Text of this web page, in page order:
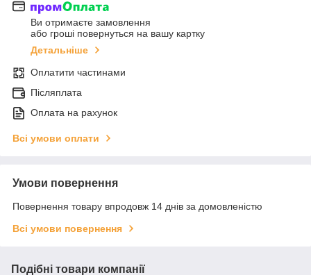
Ви отримаєте замовлення
або гроші повернуться на вашу картку
Детальніше
Оплатити частинами
Післяплата
Оплата на рахунок
Всі умови оплати
Умови повернення
Повернення товару впродовж 14 днів за домовленістю
Всі умови повернення
Подібні товари компанії